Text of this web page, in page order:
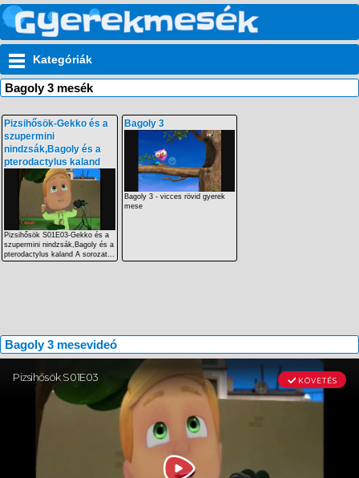
Kategóriák
Bagoly 3 mesék
Pizsihősök-Gekko és a
szupermini
nindzsák,Bagoly és a
pterodactylus kaland
Pizsihősök S01E03-Gekko és a
szupermini nindzsák,Bagoly és a
pterodactylus kaland A sorozat...
Bagoly 3
Bagoly 3 - vicces rövid gyerek
mese
Bagoly 3 mesevideó